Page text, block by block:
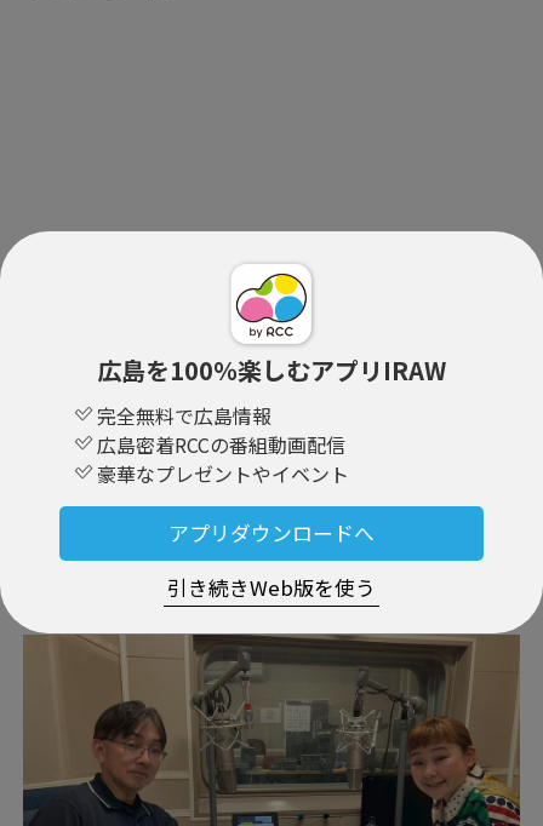
広島を100％楽しむアプリIRAW
完全無料で広島情報
広島密着RCCの番組動画配信
豪華なプレゼントやイベント
アプリダウンロードへ
引き続きWeb版を使う